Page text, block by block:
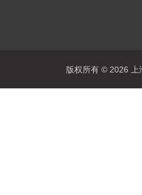
版权所有 © 2026